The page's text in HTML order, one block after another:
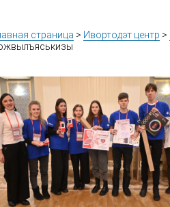
страница > Ивортодэт центр >